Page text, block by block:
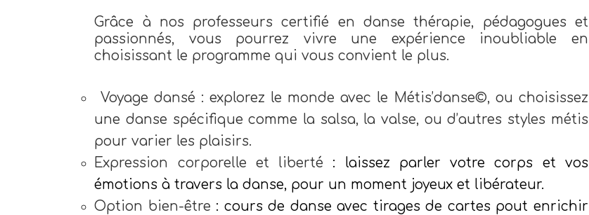
Grâce à nos professeurs certifié en danse thérapie, pédagogues et
passionnés, vous pourrez vivre une expérience inoubliable en
choisissant le programme qui vous convient le plus.
Voyage dansé : explorez le monde avec le Métis’danse©, ou choisissez
une danse spécifique comme la salsa, la valse, ou d’autres styles métis
pour varier les plaisirs.
Expression corporelle et liberté : laissez parler votre corps et vos
émotions à travers la danse, pour un moment joyeux et libérateur.
Option bien-être : cours de danse avec tirages de cartes pout enrichir